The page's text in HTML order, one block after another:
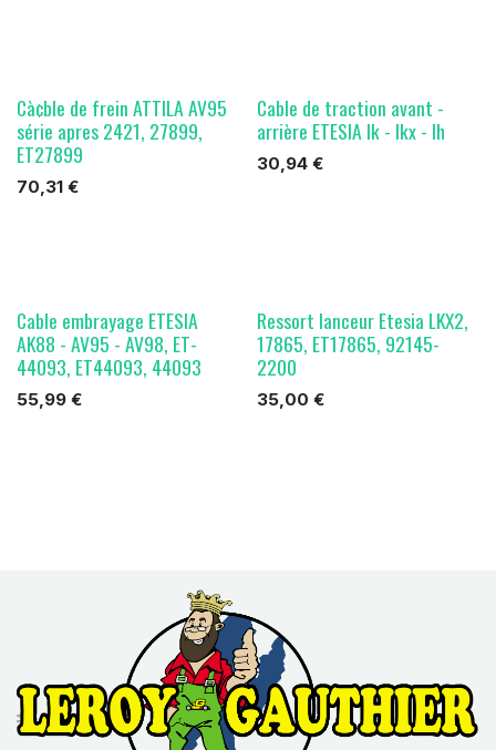
Cà¢ble de frein ATTILA AV95
série apres 2421, 27899,
ET27899
70,31 €
Cable de traction avant -
arrière ETESIA lk - lkx - lh
30,94€
Cable embrayage ETESIA
AK88 - AV95 - AV98, ET-
44093, ET44093, 44093
55,99 €
Ressort lanceur Etesia LKX2,
17865, ET17865, 92145-
2200
35,00 €